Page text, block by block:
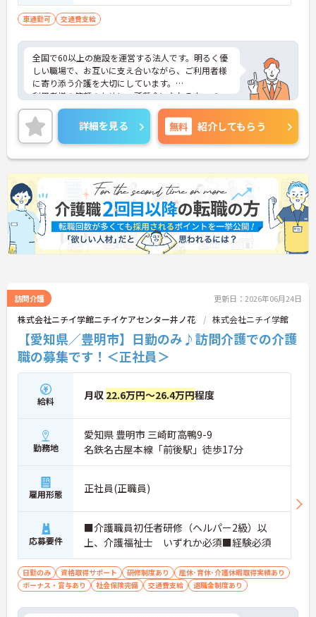
車通勤可 交通費支給
全国で60以上の施設を運営する法人です。明るく優
しい職場で、お互いに支え合いながら、ご利用者様
に寄り添う介護を大切にしています。
利用者様の笑顔のために一所懸命になれる方・チー
ム連携を大切に勤務出来る方を歓迎しています。
ご興味ある方には、面接対策ポイントなど、さらに
詳細をお話しいたしますのでお気軽にご相談くださ
い！
詳細を見る 無料 紹介してもらう
訪問介護 更新日：2026年06月24日
株式会社ニチイ学館ニチイケアセンター井ノ花 株式会社ニチイ学館
【愛知県／豊明市】日勤のみ♪訪問介護での介護
職の募集です！＜正社員＞
給料 月収 22.6万円～26.4万円程度
勤務地
愛知県 豊明市 三崎町高鴨9-9
名鉄名古屋本線「前後駅」徒歩17分
雇用形態 正社員(正職員)
応募要件
■介護職員初任者研修（ヘルパー2級）以
上、介護福祉士 いずれか必須■経験必須
日勤のみ 資格取得サポート 研修制度あり
産休･育休･介護休暇取得実績あり
ボーナス・賞与あり
社会保険完備 交通費支給 退職金制度あり